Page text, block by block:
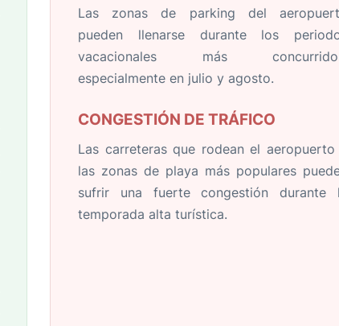
Las zonas de parking del
pueden llenarse durante los
vacacionales más
especialmente en julio y agosto.
CONGESTIÓN DE TRÁFICO
Las carreteras que rodean el
las zonas de playa más populares
sufrir una fuerte congestión durante
temporada alta turística.